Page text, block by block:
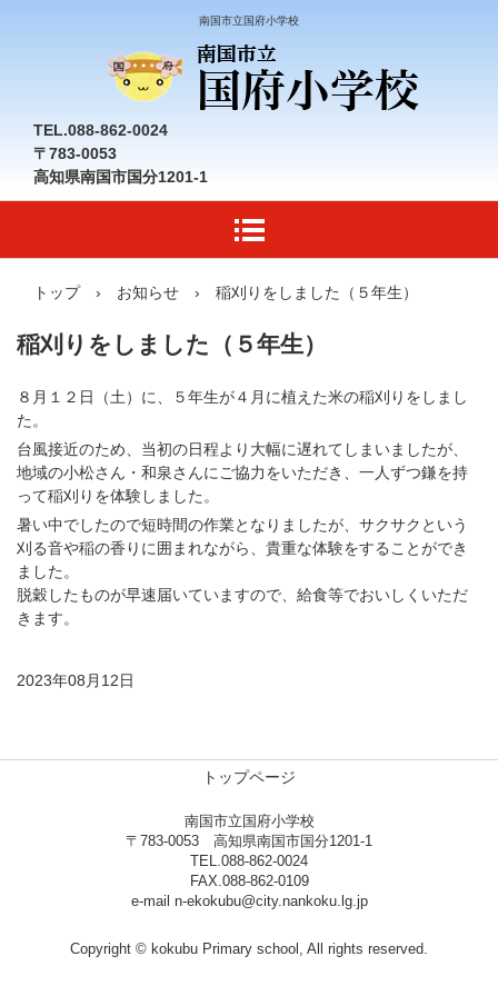
南国市立国府小学校
TEL.088-862-0024
〒783-0053
高知県南国市国分1201-1
トップ › お知らせ › 稲刈りをしました（５年生）
稲刈りをしました（５年生）
８月１２日（土）に、５年生が４月に植えた米の稲刈りをしまし
た。
台風接近のため、当初の日程より大幅に遅れてしまいましたが、
地域の小松さん・和泉さんにご協力をいただき、一人ずつ鎌を持
って稲刈りを体験しました。
暑い中でしたので短時間の作業となりましたが、サクサクという
刈る音や稲の香りに囲まれながら、貴重な体験をすることができ
ました。
脱穀したものが早速届いていますので、給食等でおいしくいただ
きます。
2023年08月12日
トップページ
南国市立国府小学校
〒783-0053 高知県南国市国分1201-1
TEL.088-862-0024
FAX.088-862-0109
e-mail n-ekokubu@city.nankoku.lg.jp
Copyright © kokubu Primary school, All rights reserved.